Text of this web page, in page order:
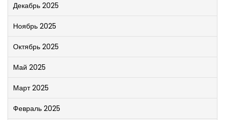
Декабрь 2025
Ноябрь 2025
Октябрь 2025
Май 2025
Март 2025
Февраль 2025